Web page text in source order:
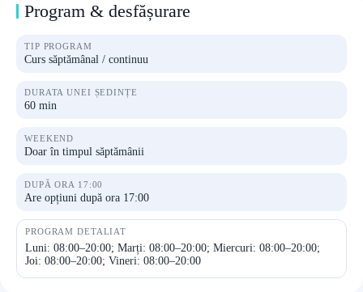
Program & desfășurare
TIP PROGRAM
Curs săptămânal / continuu
DURATA UNEI ȘEDINȚE
60 min
WEEKEND
Doar în timpul săptămânii
DUPĂ ORA 17:00
Are opțiuni după ora 17:00
PROGRAM DETALIAT
Luni: 08:00–20:00; Marți: 08:00–20:00; Miercuri: 08:00–20:00;
Joi: 08:00–20:00; Vineri: 08:00–20:00